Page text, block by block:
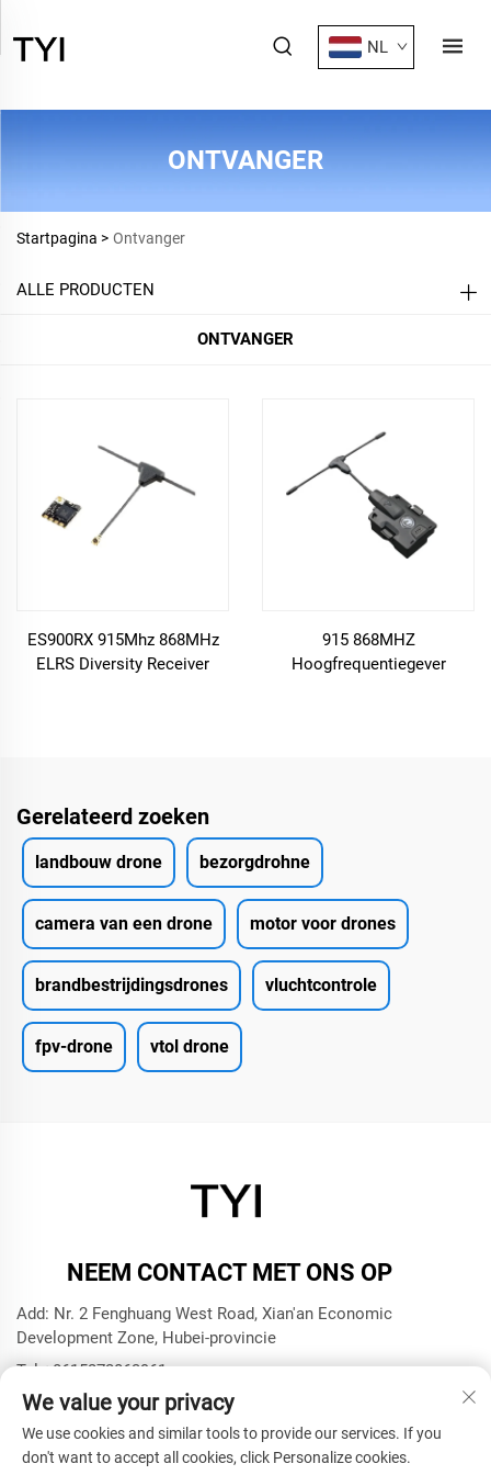
NL
ONTVANGER
Startpagina > Ontvanger
ALLE PRODUCTEN
ONTVANGER
ES900RX 915Mhz 868MHz
ELRS Diversity Receiver
915 868MHZ
Hoogfrequentiegever
Gerelateerd zoeken
landbouw drone bezorgdrohne
camera van een drone motor voor drones
brandbestrijdingsdrones vluchtcontrole
fpv-drone vtol drone
NEEM CONTACT MET ONS OP
Add: Nr. 2 Fenghuang West Road, Xian'an Economic
Development Zone, Hubei-provincie
Tel:+8615272063961
E-mail:[email protected]
We value your privacy
We use cookies and similar tools to provide our services. If you
don't want to accept all cookies, click Personalize cookies.